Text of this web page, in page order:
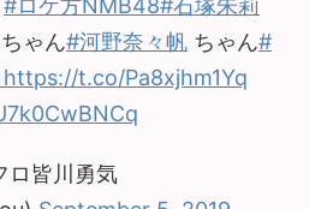
#ロケ方NMB48#石塚朱莉
ちゃん#河野奈々帆 ちゃん#
https://t.co/Pa8xjhm1Yq
皆川勇気